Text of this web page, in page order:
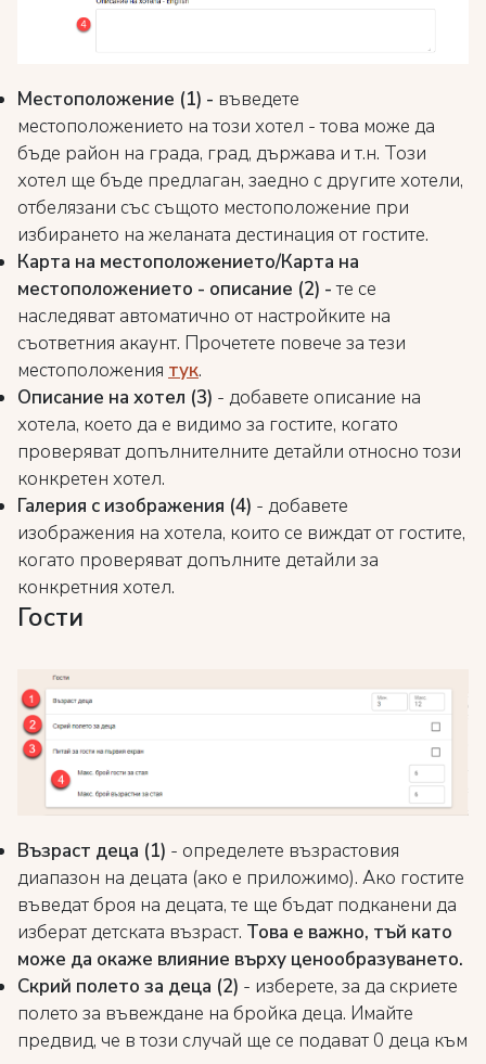
Местоположение (1) - въведете
местоположението на този хотел - това може да
бъде район на града, град, държава и т.н. Този
хотел ще бъде предлаган, заедно с другите хотели,
отбелязани със същото местоположение при
избирането на желаната дестинация от гостите.
Карта на местоположението/Карта на
местоположението - описание (2) -те се
наследяват автоматично от настройките на
съответния акаунт. Прочетете повече за тези
местоположения тук.
Описание на хотел (3) - добавете описание на
хотела, което да е видимо за гостите, когато
проверяват допълнителните детайли относно този
конкретен хотел.
Галерия с изображения (4) - добавете
изображения на хотела, които се виждат от гостите,
когато проверяват допълните детайли за
конкретния хотел.
Гости
Възраст деца (1) - определете възрастовия
диапазон на децата (ако е приложимо). Ако гостите
въведат броя на децата, те ще бъдат подканени да
изберат детската възраст. Това е важно, тъй като
може да окаже влияние върху ценообразуването.
Скрий полето за деца (2) - изберете, за да скриете
полето за въвеждане на бройка деца. Имайте
предвид, че в този случай ще се подават 0 деца към